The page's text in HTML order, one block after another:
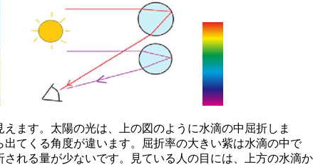
ます。太陽の光は、上の図のように水滴の中屈折しま
てくる角度が違います。屈折率の大きい紫は水滴の中で
れる量が少ないです。見ている人の目には、上方の水滴か